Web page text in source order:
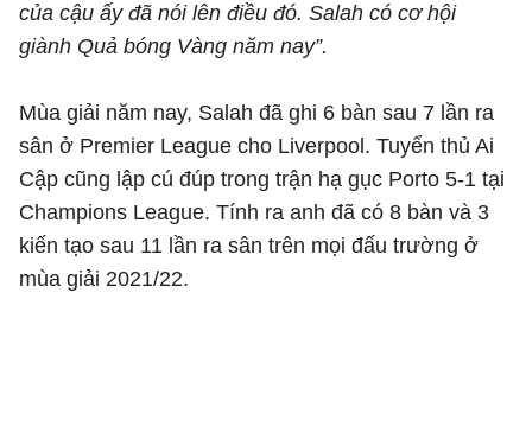
của cậu ấy đã nói lên điều đó. Salah có cơ hội
giành Quả bóng Vàng năm nay”.
Mùa giải năm nay, Salah đã ghi 6 bàn sau 7 lần ra
sân ở Premier League cho Liverpool. Tuyển thủ Ai
Cập cũng lập cú đúp trong trận hạ gục Porto 5-1 tại
Champions League. Tính ra anh đã có 8 bàn và 3
kiến tạo sau 11 lần ra sân trên mọi đấu trường ở
mùa giải 2021/22.